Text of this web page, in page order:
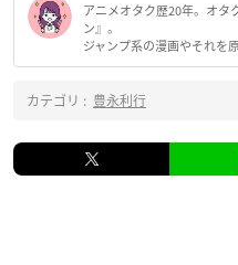
アニメオタク歴20年。オタ
ン』。
ジャンプ系の漫画やそれを
カテゴリ : 豊永利行